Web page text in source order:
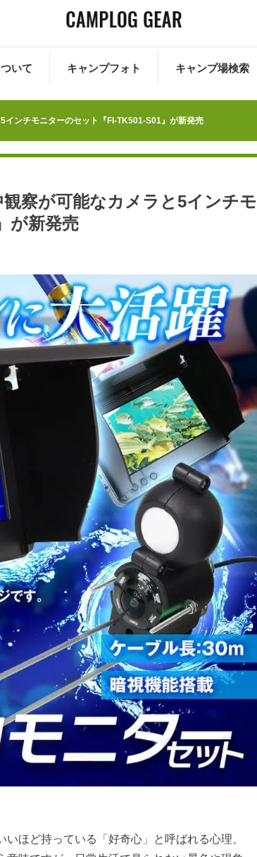
いて キャンプフォト キャンプ場検索
ンチモニターのセット『FI-TK501-S01』が新発売
察が可能なカメラと5インチモ
が新発売
ほど持っている「好奇心」と呼ばれる心理、